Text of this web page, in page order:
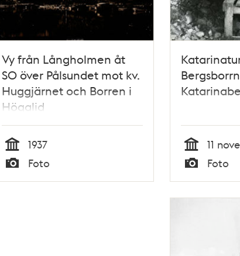
Vy från Långholmen åt
SO över Pålsundet mot kv.
Huggjärnet och Borren i
Högalid
Tid
1937
Typ
Foto Tid
11
Typ
Foto